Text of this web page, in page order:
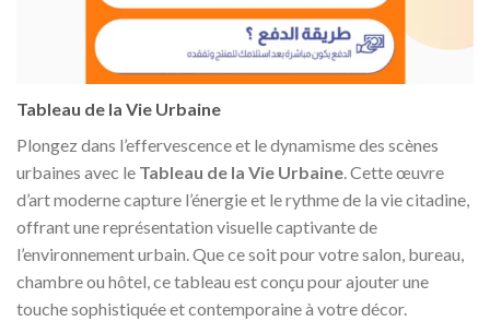
Tableau de la Vie Urbaine
Plongez dans l’effervescence et le dynamisme des scènes
urbaines avec le Tableau de la Vie Urbaine. Cette œuvre
d’art moderne capture l’énergie et le rythme de la vie citadine,
offrant une représentation visuelle captivante de
l’environnement urbain. Que ce soit pour votre salon, bureau,
chambre ou hôtel, ce tableau est conçu pour ajouter une
touche sophistiquée et contemporaine à votre décor.